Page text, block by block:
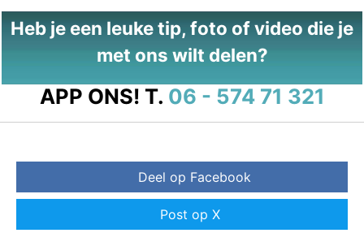
Heb je een leuke tip, foto of video die je
met ons wilt delen?
APP ONS! T. 06 - 574 71 321
Deel op Facebook
Post op X